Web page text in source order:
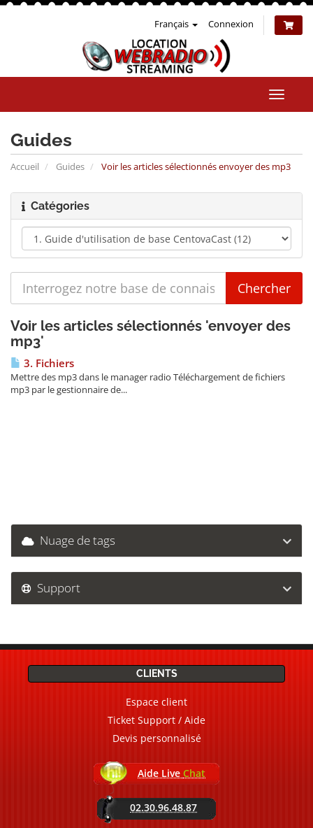
Français Connexion
la
Guides
Accueil Guides Voir les articles sélectionnés envoyer des mp3
Catégories
Voir les articles sélectionnés 'envoyer des
mp3'
3. Fichiers
Mettre des mp3 dans le manager radio Téléchargement de fichiers
mp3 par le gestionnaire de...
Nuage de tags
Support
CLIENTS
Espace client
Ticket Support / Aide
Devis personnalisé
Aide Live Chat
02.30.96.48.87